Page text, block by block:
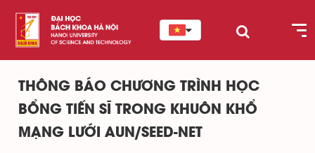
THÔNG BÁO CHƯƠNG TRÌNH HỌC
BỔNG TIẾN SĨ TRONG KHUÔN KHỔ
MẠNG LƯỚI AUN/SEED-NET